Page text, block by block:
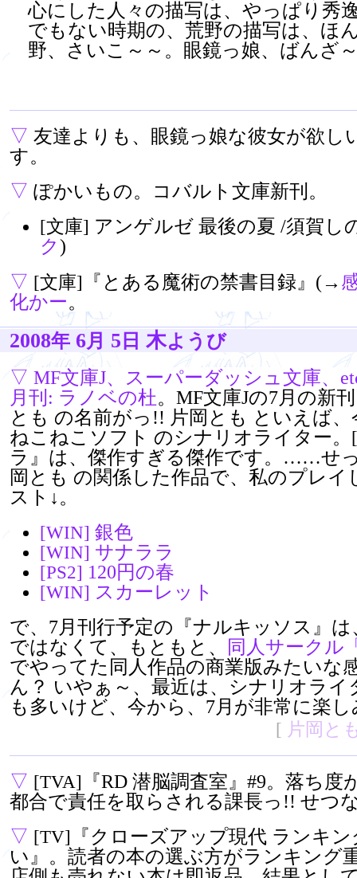
心にした人々の描写は、やっぱり秀
でもない時期の、荒野の描写は、ほ
野、さいこ～～。眼鏡っ娘、ばんざ
▽ 友達よりも、眼鏡っ娘な彼女が欲し
す。
▽ ぽかいもの。コバルト文庫新刊。
[文庫] アンゲルゼ 最後の夏 /須賀し
ク)
▽ [文庫] 『とある魔術の禁書目録』(→
化かー。
2008年 6月 5 日 木ようび
▽ MF文庫J、スーパーダッシュ文庫、
月刊: ラノベの杜。MF文庫Jの7月の新
とも の名前がっ!! 片岡とも といえば
ねこねこソフト のシナリオライター。
ラ』は、傑作すぎる傑作です。……せ
岡とも の関係した作品で、私のプレイ
スト↓。
[WIN] 銀色
[WIN] サナララ
[PS2] 120円の春
[WIN] スカーレット
で、7月刊行予定の『ナルキッソス』
ではなくて、もともと、
同人サークル
でやってた同人作品の商業版みたいな
ん？ いやぁ～、最近は、シナリオライ
も多いけど、今から、7月が非常に楽
[ 片岡と
▽ [TVA]
『RD 潜脳調査室』#9。落ち
都合で責任を取らされる課長っ!! せ
▽ [TV]
『クローズアップ現代 ランキ
い』。読者の本の選ぶ方がランキング